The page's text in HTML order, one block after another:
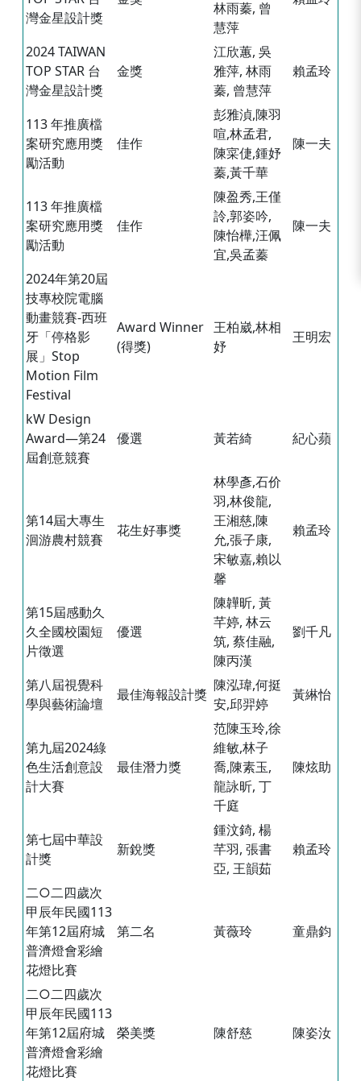
灣金星設計獎
林雨蓁, 曾
慧萍
2024 TAIWAN
TOP STAR 台
灣金星設計獎
金獎
江欣蕙, 吳
雅萍, 林雨
蓁, 曾慧萍
賴孟玲
113 年推廣檔
案研究應用獎
勵活動
佳作
彭雅湞,陳羽
喧,林孟君,
陳寀倢,鍾妤
蓁,黃千華
陳一夫
113 年推廣檔
案研究應用獎
勵活動
佳作
陳盈秀,王僅
詅,郭姿吟,
陳怡樺,汪佩
宜,吳孟蓁
陳一夫
2024年第20屆
技專校院電腦
動畫競賽-西班
牙「停格影
展」Stop
Motion Film
Festival
Award Winner
(得獎)
王柏崴,林相
妤
王明宏
kW Design
Award—第24
屆創意競賽
優選 黃若綺 紀心蘋
第14屆大專生
洄游農村競賽
花生好事獎
林學彥,石价
羽,林俊龍,
王湘慈,陳
允,張子康,
宋敏嘉,賴以
馨
賴孟玲
第15屆感動久
久全國校園短
片徵選
優選
陳韡昕, 黃
芊婷, 林云
筑, 蔡佳融,
陳丙漢
劉千凡
第八屆視覺科
學與藝術論壇
最佳海報設計獎
陳泓瑋,何挺
安,邱羿婷
黃綝怡
第九屆2024綠
色生活創意設
計大賽
最佳潛力獎
范陳玉玲,徐
維敏,林子
喬,陳素玉,
龍詠昕, 丁
千庭
陳炫助
第七屆中華設
計獎
新銳獎
鍾汶錡, 楊
芊羽, 張書
亞, 王韻茹
賴孟玲
二○二四歲次
甲辰年民國113
年第12屆府城
普濟燈會彩繪
花燈比賽
第二名 黃薇玲 童鼎鈞
二○二四歲次
甲辰年民國113
年第12屆府城
普濟燈會彩繪
花燈比賽
榮美獎 陳舒慈 陳姿汝